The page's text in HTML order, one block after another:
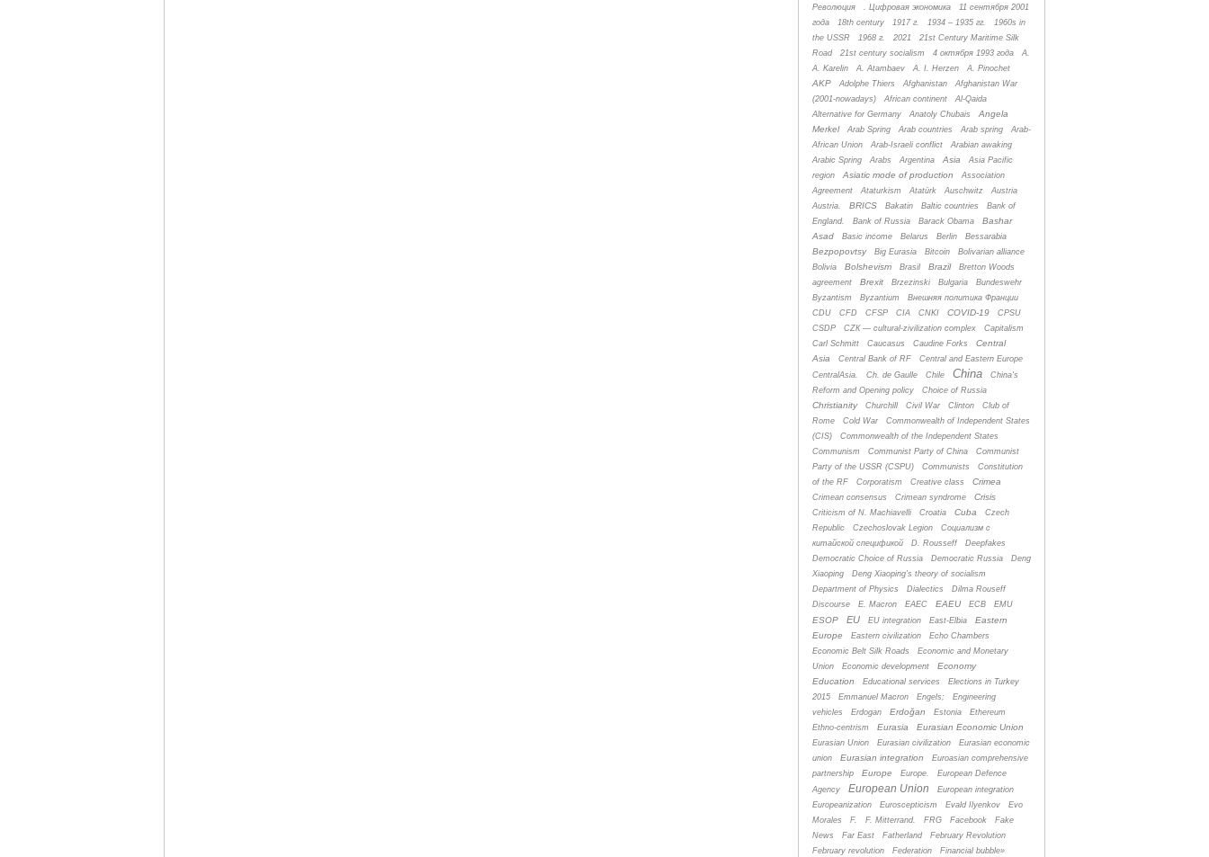
Революция
. Цифровая экономика
11 сентября 2001
года
18th century 1917 г. 1934 – 1935 гг.
1960s in
the USSR
1968 г. 2021
21st Century Maritime Silk
Road
21st century socialism 4 октября 1993 года
A.
A. Karelin
A. Atambaev A. I. Herzen A. Pinochet
AKP Adolphe Thiers Afghanistan
Afghanistan War
(2001-nowadays)
African continent
Al-Qaida
Alternative for Germany
Anatoly Chubais
Angela
Merkel
Arab Spring Arab countries Arab spring
Arab-
African Union
Arab-Israeli conflict
Arabian awaking
Arabic Spring
Arabs Argentina Asia
Asia Pacific
region
Asiatic mode of production
Association
Agreement
Ataturkism Atatürk Auschwitz
Austria
Austria.
BRICS Bakatin Baltic countries
Bank of
England.
Bank of Russia Barack Obama
Bashar
Asad
Basic income Belarus Berlin Bessarabia
Bezpopovtsy Big Eurasia Bitcoin
Bolivarian alliance
Bolivia
Bolshevism Brasil Brazil
Bretton Woods
agreement
Brexit Brzezinski Bulgaria
Bundeswehr
Byzantism
Byzantium
Bнешняя политика Франции
CDU
CFD CFSP CIA CNKI COVID-19
CPSU
CSDP
CZК — cultural-zivilization complex
Capitalism
Carl Schmitt
Caucasus Caudine Forks
Central
Asia
Central Bank of RF
Central and Eastern Europe
CentralAsia.
Ch. de Gaulle Chile China
China's
Reform and Opening policy
Choice of Russia
Christianity Churchill Civil War Clinton
Club of
Rome
Cold War
Commonwealth of Independent States
(CIS)
Commonwealth of the Independent States
Communism
Communist Party of China
Communist
Party of the USSR (CSPU)
Communists
Constitution
of the RF
Corporatism Creative class Crimea
Crimean consensus Crimean syndrome Crisis
Criticism of N. Machiavelli Croatia Cuba
Czech
Republic
Czechoslovak Legion
Cоциализм с
китайской спецификой
D. Rousseff
Deepfakes
Democratic Choice of Russia
Democratic Russia
Deng
Xiaoping
Deng Xiaoping's theory of socialism
Department of Physics
Dialectics
Dilma Rouseff
Discourse
E. Macron EAEC EAEU ECB EMU
ESOP EU EU integration East-Elbia
Eastern
Europe
Eastern civilization
Echo Chambers
Economic Belt Silk Roads
Economic and Monetary
Union
Economic development
Economy
Education
Educational services
Elections in Turkey
2015
Emmanuel Macron Engels;
Engineering
vehicles
Erdogan Erdoğan Estonia
Ethereum
Ethno-centrism
Eurasia Eurasian Economic Union
Eurasian Union Eurasian civilization
Eurasian economic
union
Eurasian integration
Euroasian comprehensive
partnership
Europe Europe.
European Defence
Agency
European Union
European integration
Europeanization
Euroscepticism Evald Ilyenkov
Evo
Morales
F. F. Mitterrand. FRG Facebook
Fake
News
Far East Fatherland
February Revolution
February revolution
Federation
Financial bubble»